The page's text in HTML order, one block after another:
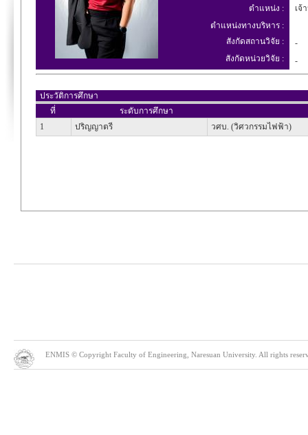
ตำแหน่ง :
เจ้
ตำแหน่งทางบริหาร :
สังกัดสถานวิจัย :
-
สังกัดหน่วยวิจัย :
-
ประวัติการศึกษา
ที่
ระดับการศึกษา
1
ปริญญาตรี วศบ. (วิศวกรรมไฟฟ้า)
ENMIS © Copyright Faculty of Engineering, Naresuan University. All rights